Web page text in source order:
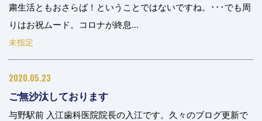
粛生活ともおさらば！ということではないですね。･･･でも周
りはお祝ムード。コロナが終息...
未指定
2020.05.23
ご無沙汰しております
与野駅前 入江歯科医院院長の入江です。久々のブログ更新で